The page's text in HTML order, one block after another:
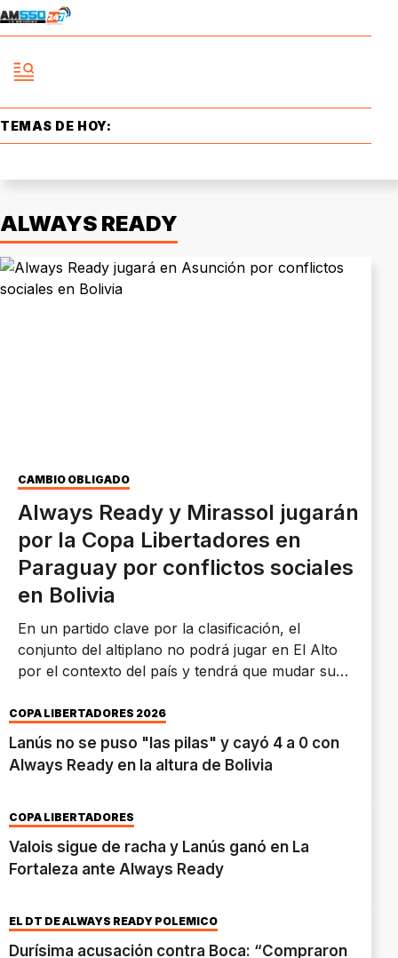
TEMAS DE HOY:
ALWAYS READY
CAMBIO OBLIGADO
Always Ready y Mirassol jugarán
por la Copa Libertadores en
Paraguay por conflictos sociales
en Bolivia
En un partido clave por la clasificación, el
conjunto del altiplano no podrá jugar en El Alto
por el contexto del país y tendrá que mudar su
COPA LIBERTADORES 2026
Lanús no se puso "las pilas" y cayó 4 a 0 con
Always Ready en la altura de Bolivia
COPA LIBERTADORES
Valois sigue de racha y Lanús ganó en La
Fortaleza ante Always Ready
EL DT DE ALWAYS READY POLÉMICO
Durísima acusación contra Boca: “Compraron